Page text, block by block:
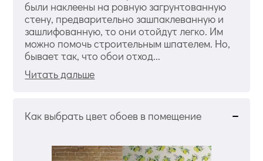
были наклеены на ровную загрунтованную
стену, предварительно зашпаклеванную и
зашлифованную, то они отойдут легко. Им
можно помочь строительным шпателем. Но,
бывает так, что обои отход...
Читать дальше
Как выбрать цвет обоев в помещение